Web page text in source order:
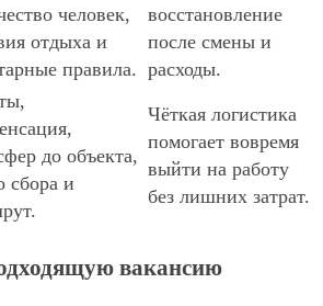
человек,
отдыха и
правила.
восстановление
после смены и
расходы.
до объекта,
сбора и
Чёткая логистика
помогает вовремя
выйти на работу
без лишних затрат.
вакансию